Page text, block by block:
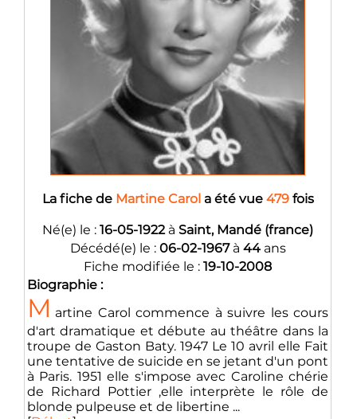
La fiche de Martine Carola été vue 479fois
Né(e) le : 16-05-1922à Saint, Mandé (france)
Décédé(e) le : 06-02-1967à 44ans
Fiche modifiée le : 19-10-2008
Biographie :
M artine Carol commence à suivre les cours
d'art dramatique et débute au théâtre dans la
troupe de Gaston Baty. 1947 Le 10 avril elle Fait
une tentative de suicide en se jetant d'un pont
à Paris. 1951 elle s'impose avec Caroline chérie
de Richard Pottier ,elle interprète le rôle de
blonde pulpeuse et de libertine ...